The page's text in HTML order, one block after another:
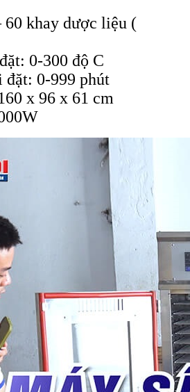
60 khay dược liệu (
0-300 độ C
0-999 phút
x 96 x 61 cm